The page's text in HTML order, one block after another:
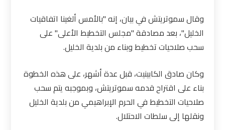
وقال سموتريتش في بيان، إنه "بالأمس ألغينا اتفاقيات
الخليل"، بعد مصادقة "مجلس التخطيط الأعلى" على
سحب صلاحيات تخطيط وبناء من بلدية الخليل.
وكان صادق الكابينيت، قبل عدة أشهر، على هذه الخطوة
بناء على اقتراح قدمه سموتريتش، وبموجبه يتم سحب
صلاحيات التخطيط في الحرم الإبراهيمي من بلدية الخليل
ونقلها إلى سلطات الاحتلال.